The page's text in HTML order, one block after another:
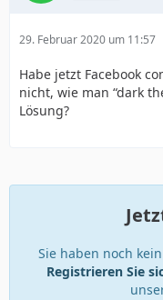
29. Februar 2020 um 11:57
Habe jetzt Facebook
nicht, wie man “dark
Lösung?
Sie haben noch
Registrieren Sie